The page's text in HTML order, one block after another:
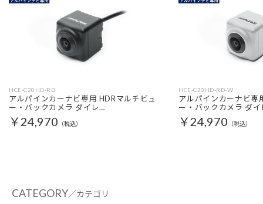
HCE-C20HD-RD
アルパインカーナビ専用 HDRマルチビュ
ー・バックカメラ ダイレ…
￥24,970 （税込）
HCE-C20HD-RD-W
アルパインカーナビ専
ー・バックカメラ ダ
￥24,970 （税込）
CATEGORY／カテゴリ